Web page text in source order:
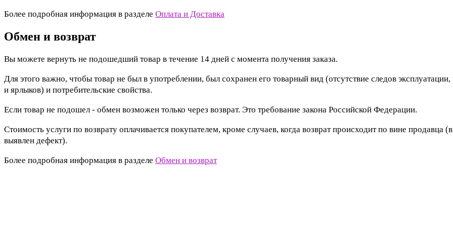
Более подробная информация в разделе Оплата и Доставка
Обмен и возврат
Вы можете вернуть не подошедший товар в течение 14 дней с момента получения заказа.
Для этого важно, чтобы товар не был в употреблении, был сохранен его товарный вид (отсутствие следов
и ярлыков) и потребительские свойства.
Если товар не подошел - обмен возможен только через возврат. Это требование закона Российской Федерации.
Стоимость услуги по возврату оплачивается покупателем, кроме случаев, когда возврат происходит по вине продавца
выявлен дефект).
Более подробная информация в разделе Обмен и возврат